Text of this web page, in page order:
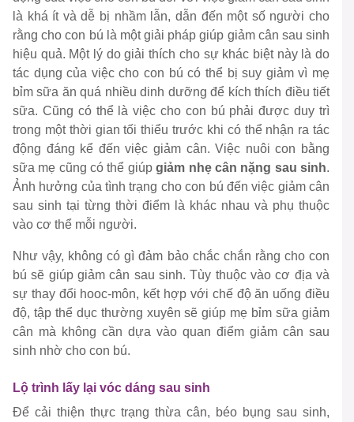
là khá ít và dễ bị nhầm lẫn, dẫn đến một số người cho
rằng cho con bú là một giải pháp giúp giảm cân sau sinh
hiệu quả. Một lý do giải thích cho sự khác biệt này là do
tác dụng của việc cho con bú có thể bị suy giảm vì mẹ
bỉm sữa ăn quá nhiều dinh dưỡng để kích thích điều tiết
sữa. Cũng có thể là việc cho con bú phải được duy trì
trong một thời gian tối thiểu trước khi có thể nhận ra tác
động đáng kể đến việc giảm cân. Việc nuôi con bằng
sữa mẹ cũng có thể giúpgiảm nhẹ cân nặng sau sinh.
Ảnh hưởng của tình trạng cho con bú đến việc giảm cân
sau sinh tại từng thời điểm là khác nhau và phụ thuộc
vào cơ thể mỗi người.
Như vậy, không có gì đảm bảo chắc chắn rằng cho con
bú sẽ giúp giảm cân sau sinh. Tùy thuộc vào cơ địa và
sự thay đổi hooc-môn, kết hợp với chế độ ăn uống điều
độ, tập thể dục thường xuyên sẽ giúp mẹ bỉm sữa giảm
cân mà không cần dựa vào quan điểm giảm cân sau
sinh nhờ cho con bú.
Lộ trình lấy lại vóc dáng sau sinh
Để cải thiện thực trạng thừa cân, béo bụng sau sinh,